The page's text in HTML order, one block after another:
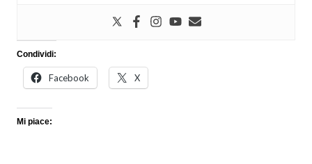
Condividi:
Facebook X
Mi piace: